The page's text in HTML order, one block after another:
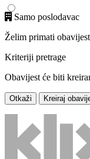
Samo poslodavac
Želim primati
Kriteriji pretrage
Obavijest će biti
Otkaži Kreiraj